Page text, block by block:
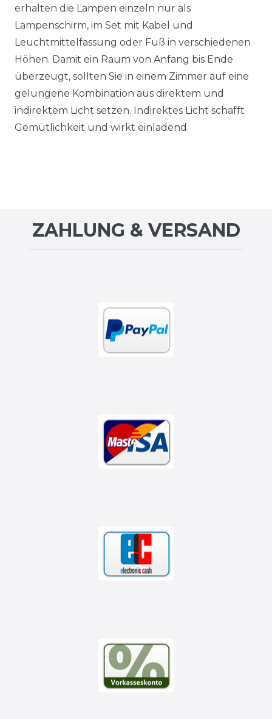
erhalten die Lampen einzeln nur als
Lampenschirm, im Set mit Kabel und
Leuchtmittelfassung oder Fuß in verschiedenen
Höhen. Damit ein Raum von Anfang bis Ende
überzeugt, sollten Sie in einem Zimmer auf eine
gelungene Kombination aus direktem und
indirektem Licht setzen. Indirektes Licht schafft
Gemütlichkeit und wirkt einladend.
ZAHLUNG & VERSAND